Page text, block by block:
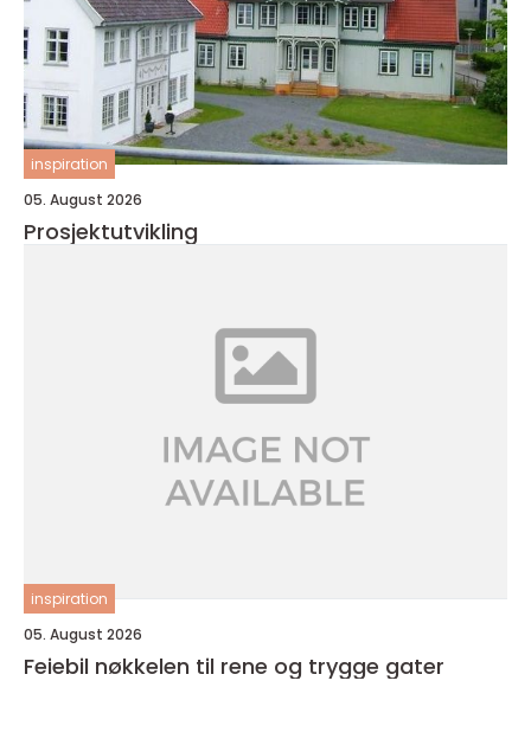
inspiration
05. August 2026
Prosjektutvikling
inspiration
05. August 2026
Feiebil nøkkelen til rene og trygge gater